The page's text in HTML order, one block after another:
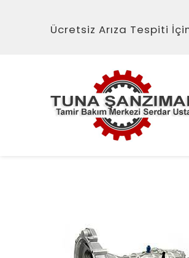
Ücretsiz Arıza Tespiti